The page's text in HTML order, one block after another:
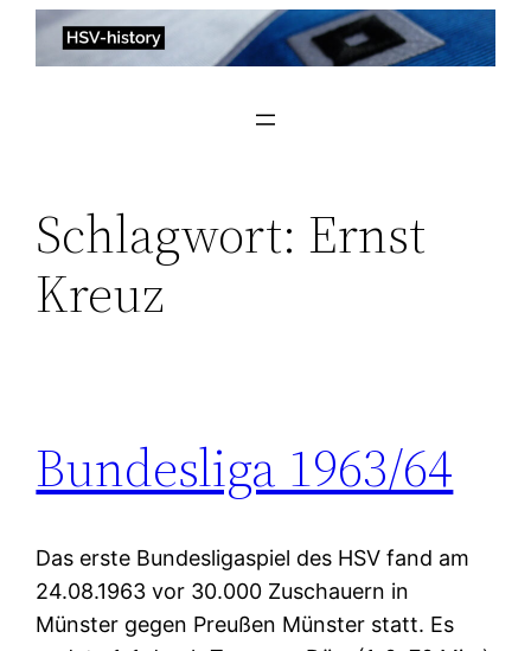
Zum
Inhalt
Schlagwort: Ernst
Kreuz
Bundesliga 1963/64
Das erste Bundesligaspiel des HSV fand am
24.08.1963 vor 30.000 Zuschauern in
Münster gegen Preußen Münster statt. Es